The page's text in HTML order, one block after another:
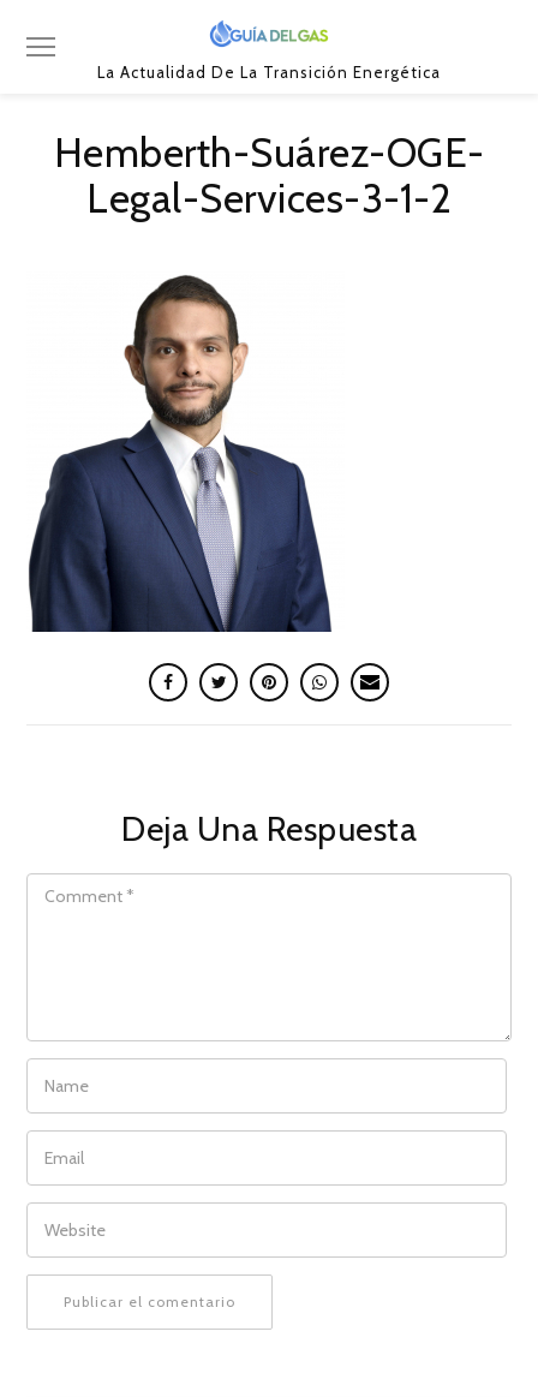
La Actualidad De La Transición Energética
Hemberth-Suárez-OGE-
Legal-Services-3-1-2
Deja Una Respuesta
COMMENT
NAME
EMAIL
WEBSITE